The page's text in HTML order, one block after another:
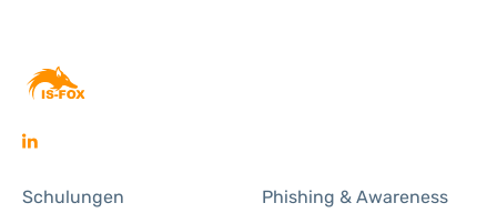
Schulungen Phishing & Awareness